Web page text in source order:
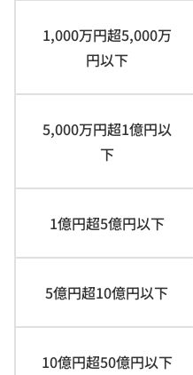
1,000万円超5,000万
円以下
5,000万円超1億円以
下
1億円超5億円以下
5億円超10億円以下
10億円超50億円以下